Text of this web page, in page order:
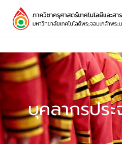
Skip
content
บุคลากรประ